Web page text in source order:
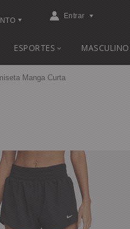
0041
0041
Entrar
ESPORTES MASCULINO
Manga Curta